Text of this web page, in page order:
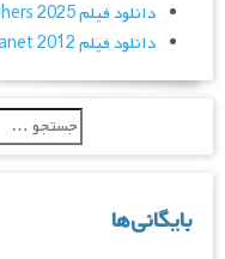
دانلود فیلم The Thing with Feathers 2025
دانلود فیلم Adventure Planet 2012
بایگانی‌ها